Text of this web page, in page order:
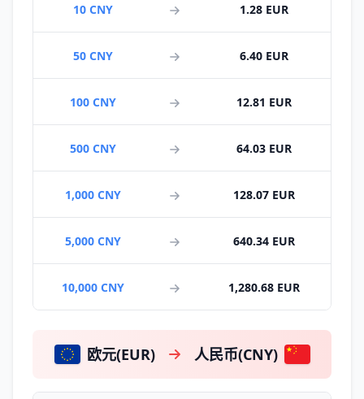
10 CNY 1.28 EUR
50 CNY 6.40 EUR
100 CNY 12.81 EUR
500 CNY 64.03 EUR
1,000 CNY 128.07 EUR
5,000 CNY 640.34 EUR
10,000 CNY 1,280.68 EUR
欧元(EUR) 人民币(CNY)